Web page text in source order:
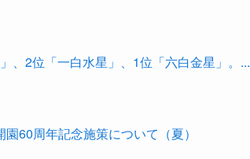
、2位「一白水星」、1位「六白金星」。...
60周年記念施策について（夏）